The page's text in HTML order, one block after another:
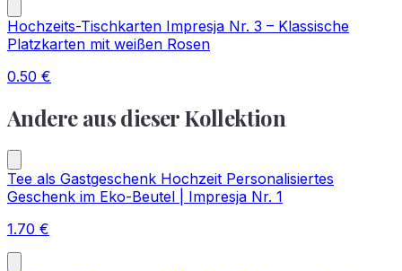
Hochzeits-Tischkarten Impresja Nr. 3 – Klassische
Platzkarten mit weißen Rosen
0.50 €
Andere aus dieser Kollektion
Tee als Gastgeschenk Hochzeit Personalisiertes
Geschenk im Eko-Beutel | Impresja Nr. 1
1.70 €